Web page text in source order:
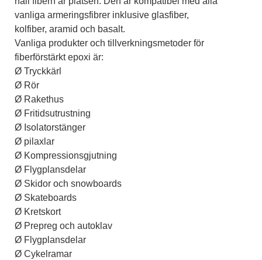
vanliga armeringsfibrer inklusive glasfiber,
kolfiber, aramid och basalt.
Vanliga produkter och tillverkningsmetoder för
fiberförstärkt epoxi är:
Ø Tryckkärl
Ø Rör
Ø Rakethus
Ø Fritidsutrustning
Ø Isolatorstänger
Ø pilaxlar
Ø Kompressionsgjutning
Ø Flygplansdelar
Ø Skidor och snowboards
Ø Skateboards
Ø Kretskort
Ø Prepreg och autoklav
Ø Flygplansdelar
Ø Cykelramar